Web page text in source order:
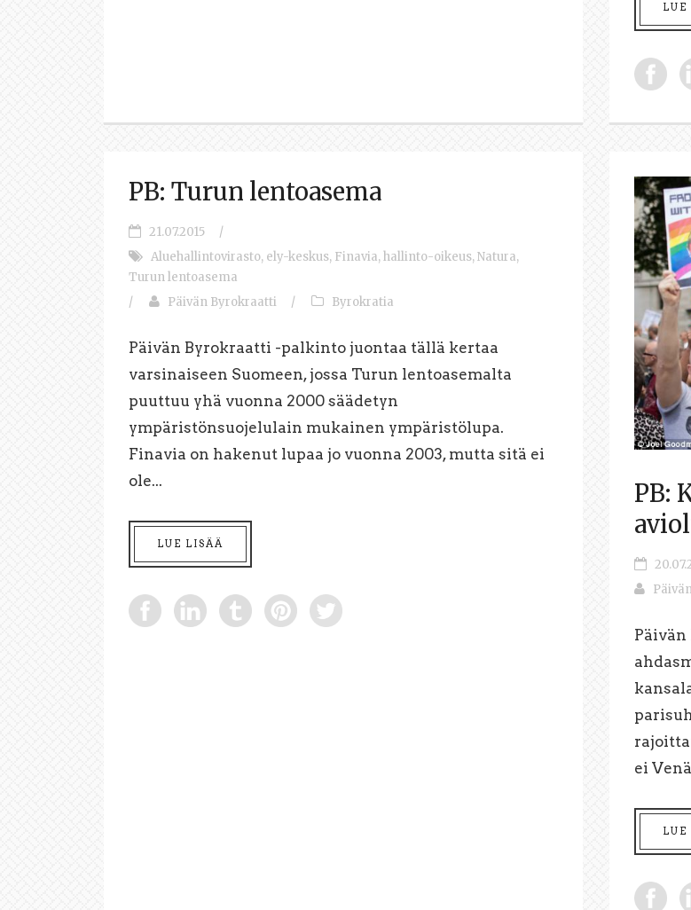
LUE
PB: Turun lentoasema
21.07.2015
/
Aluehallintovirasto, ely-keskus, Finavia,hallinto-oikeus,Natura,
Turun lentoasema
/
Päivän Byrokraatti / Byrokratia
Päivän Byrokraatti -palkinto juontaa tällä kertaa
varsinaiseen Suomeen, jossa Turun lentoasemalta
puuttuu yhä vuonna 2000 säädetyn
ympäristönsuojelulain mukainen ympäristölupa.
Finavia on hakenut lupaa jo vuonna 2003, mutta sitä ei
ole...
LUE LISÄÄ
PB:
ei
LUE